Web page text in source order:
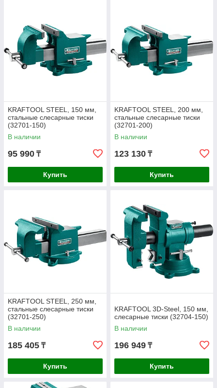
KRAFTOOL STEEL, 150 мм,
стальные слесарные тиски
(32701-150)
В наличии
95 990 ₸
Купить
KRAFTOOL STEEL, 200 мм,
стальные слесарные тиски
(32701-200)
В наличии
123 130 ₸
Купить
KRAFTOOL STEEL, 250 мм,
стальные слесарные тиски
(32701-250)
В наличии
185 405 ₸
Купить
KRAFTOOL 3D-Steel, 150 мм,
слесарные тиски (32704-150)
В наличии
196 949 ₸
Купить